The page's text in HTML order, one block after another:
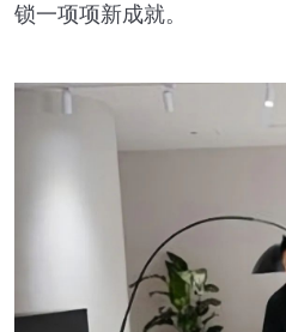
锁一项项新成就。